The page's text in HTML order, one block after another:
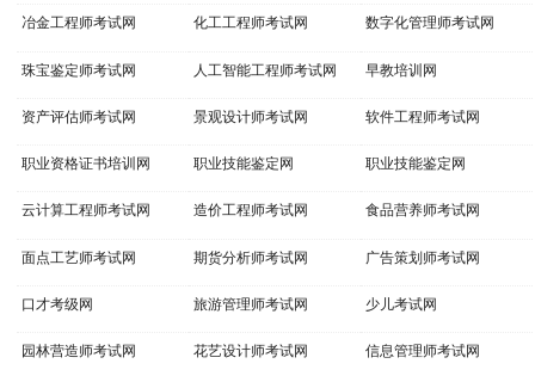
冶金工程师考试网 化工工程师考试网 数字化管理师考试网
珠宝鉴定师考试网 人工智能工程师考试网 早教培训网
资产评估师考试网 景观设计师考试网 软件工程师考试网
职业资格证书培训网 职业技能鉴定网 职业技能鉴定网
云计算工程师考试网 造价工程师考试网 食品营养师考试网
面点工艺师考试网 期货分析师考试网 广告策划师考试网
口才考级网 旅游管理师考试网 少儿考试网
园林营造师考试网 花艺设计师考试网 信息管理师考试网